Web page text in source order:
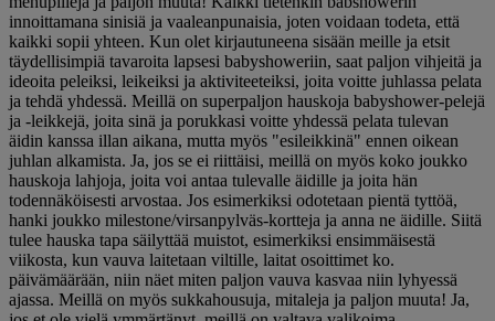
innoittamana sinisiä ja vaaleanpunaisia, joten voidaan todeta, että
kaikki sopii yhteen. Kun olet kirjautuneena sisään meille ja etsit
täydellisimpiä tavaroita lapsesi babyshoweriin, saat paljon vihjeitä ja
ideoita peleiksi, leikeiksi ja aktiviteeteiksi, joita voitte juhlassa pelata
ja tehdä yhdessä. Meillä on superpaljon hauskoja babyshower-pelejä
ja -leikkejä, joita sinä ja porukkasi voitte yhdessä pelata tulevan
äidin kanssa illan aikana, mutta myös "esileikkinä" ennen oikean
juhlan alkamista. Ja, jos se ei riittäisi, meillä on myös koko joukko
hauskoja lahjoja, joita voi antaa tulevalle äidille ja joita hän
todennäköisesti arvostaa. Jos esimerkiksi odotetaan pientä tyttöä,
hanki joukko milestone/virsanpylväs-kortteja ja anna ne äidille. Siitä
tulee hauska tapa säilyttää muistot, esimerkiksi ensimmäisestä
viikosta, kun vauva laitetaan viltille, laitat osoittimet ko.
päivämäärään, niin näet miten paljon vauva kasvaa niin lyhyessä
ajassa. Meillä on myös sukkahousuja, mitaleja ja paljon muuta! Ja,